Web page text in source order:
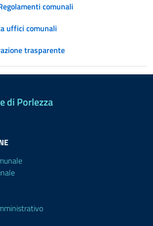
comunali
uffici comunali
trasparente
di Porlezza